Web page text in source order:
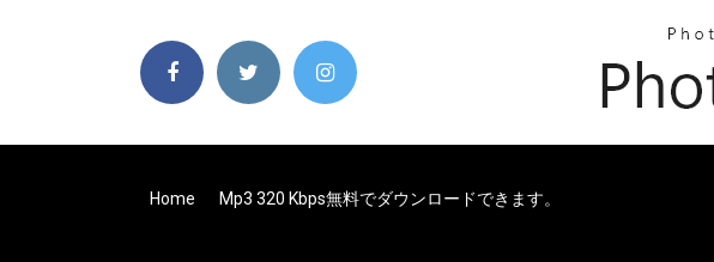
Home Mp3 320 Kbps無料でダウンロードできます。